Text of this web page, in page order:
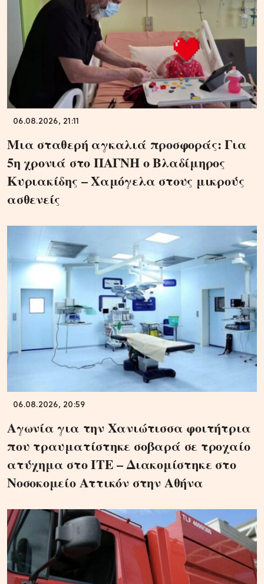
06.08.2026, 21:11
Μια σταθερή αγκαλιά προσφοράς: Για
5η χρονιά στο ΠΑΓΝΗ ο Βλαδίμηρος
Κυριακίδης – Χαμόγελα στους μικρούς
ασθενείς
06.08.2026, 20:59
Αγωνία για την Χανιώτισσα φοιτήτρια
που τραυματίστηκε σοβαρά σε τροχαίο
ατύχημα στο ΙΤΕ – Διακομίστηκε στο
Νοσοκομείο Αττικόν στην Αθήνα